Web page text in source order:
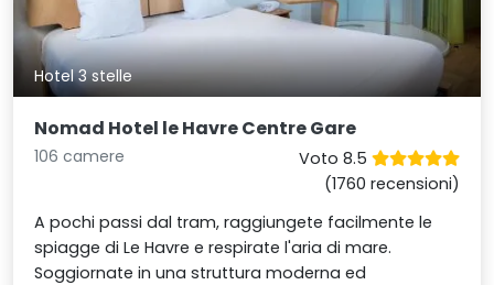
Hotel 3 stelle
Nomad Hotel le Havre Centre Gare
106 camere
Voto 8.5
(1760 recensioni)
A pochi passi dal tram, raggiungete facilmente le
spiagge di Le Havre e respirate l'aria di mare.
Soggiornate in una struttura moderna ed